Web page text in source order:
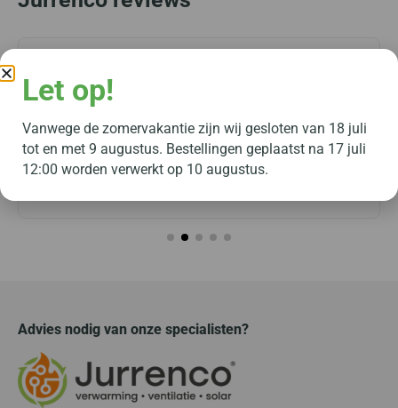
Jurrenco heeft ons beter geholpen dan de fabrikant en
twee installatiebedrijven: gaven snel antwoord op vragen,
en bevestigde de symptomen en problemen met de
Advies nodig van onze specialisten?
Let op!
Vanwege de zomervakantie zijn wij gesloten van 18 juli
tot en met 9 augustus. Bestellingen geplaatst na 17 juli
12:00 worden verwerkt op 10 augustus.